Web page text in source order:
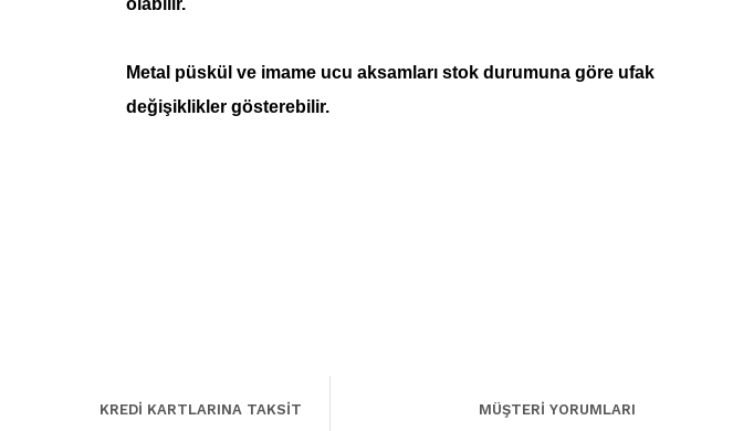
olabilir.
Metal püskül ve imame ucu aksamları stok durumuna göre ufak
değişiklikler gösterebilir.
KREDİ KARTLARINA TAKSİT MÜŞTERİ YORUMLARI